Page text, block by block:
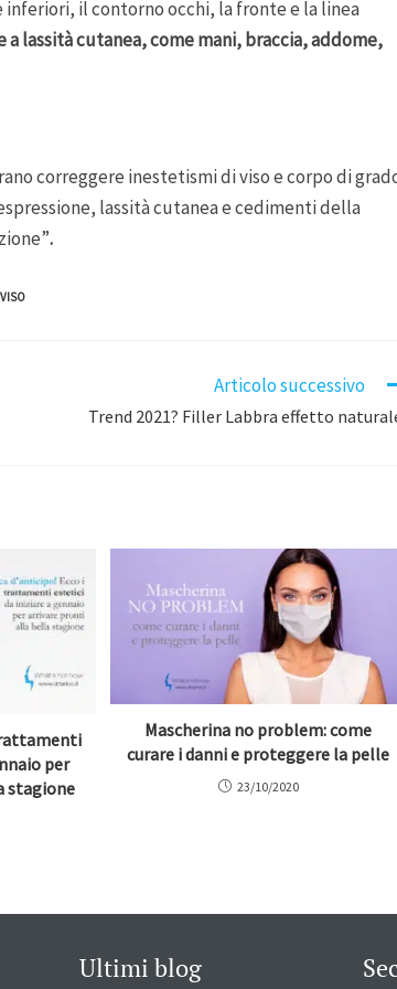
il contorno occhi, la fronte e la linea
lassità cutanea, come mani, braccia, addome,
correggere inestetismi di viso e corpo di
lassità cutanea e cedimenti della
.
VISO
Articolo successivo
Trend 2021? Filler Labbra effetto
per
stagione
Mascherina no problem: come
curare i danni e proteggere la pelle
23/10/2020
Ultimi blog